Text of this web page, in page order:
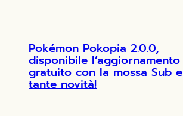
Pokémon Pokopia 2.0.0,
disponibile l’aggiornamento
gratuito con la mossa Sub e
tante novità!